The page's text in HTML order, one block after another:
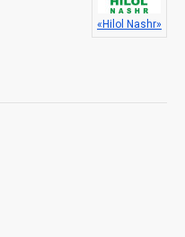
«Hilol Nashr»